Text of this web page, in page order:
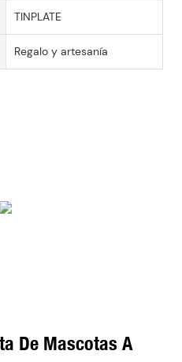
TINPLATE
Regalo y artesanía
De Mascotas A